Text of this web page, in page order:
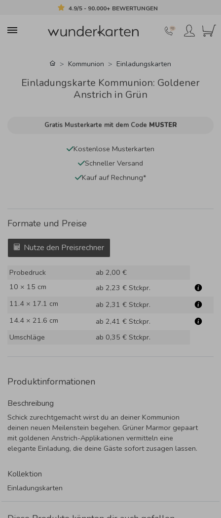
4.9/5 - 90.000+ BEWERTUNGEN
Kommunion Einladungskarten
Einladungskarte Kommunion: Goldener
Anstrich in Grün
Gratis Musterkarte mit dem Code MUSTER
Kostenlose Musterkarten
Schneller Versand
Kauf auf Rechnung*
Formate und Preise
Nutze den Preisrechner
Probedruck
ab 2,00 €
10 × 15 cm
ab 2,23 € Stckpr.
11.4 × 17.1 cm
ab 2,31 € Stckpr.
14.4 × 21.6 cm
ab 2,41 € Stckpr.
Umschläge
ab 0,35 € Stckpr.
Produktinformationen
Beschreibung
Schick zurechtgemacht wirst du an deiner Kommunion
deinen neuen Meilenstein begehen. Grüner Marmor gepaart
mit goldenen Anstrich-Applikationen vermitteln eine
elegante Einladung, die deine Gäste sofort zusagen lassen.
Kollektion
Einladungskarten